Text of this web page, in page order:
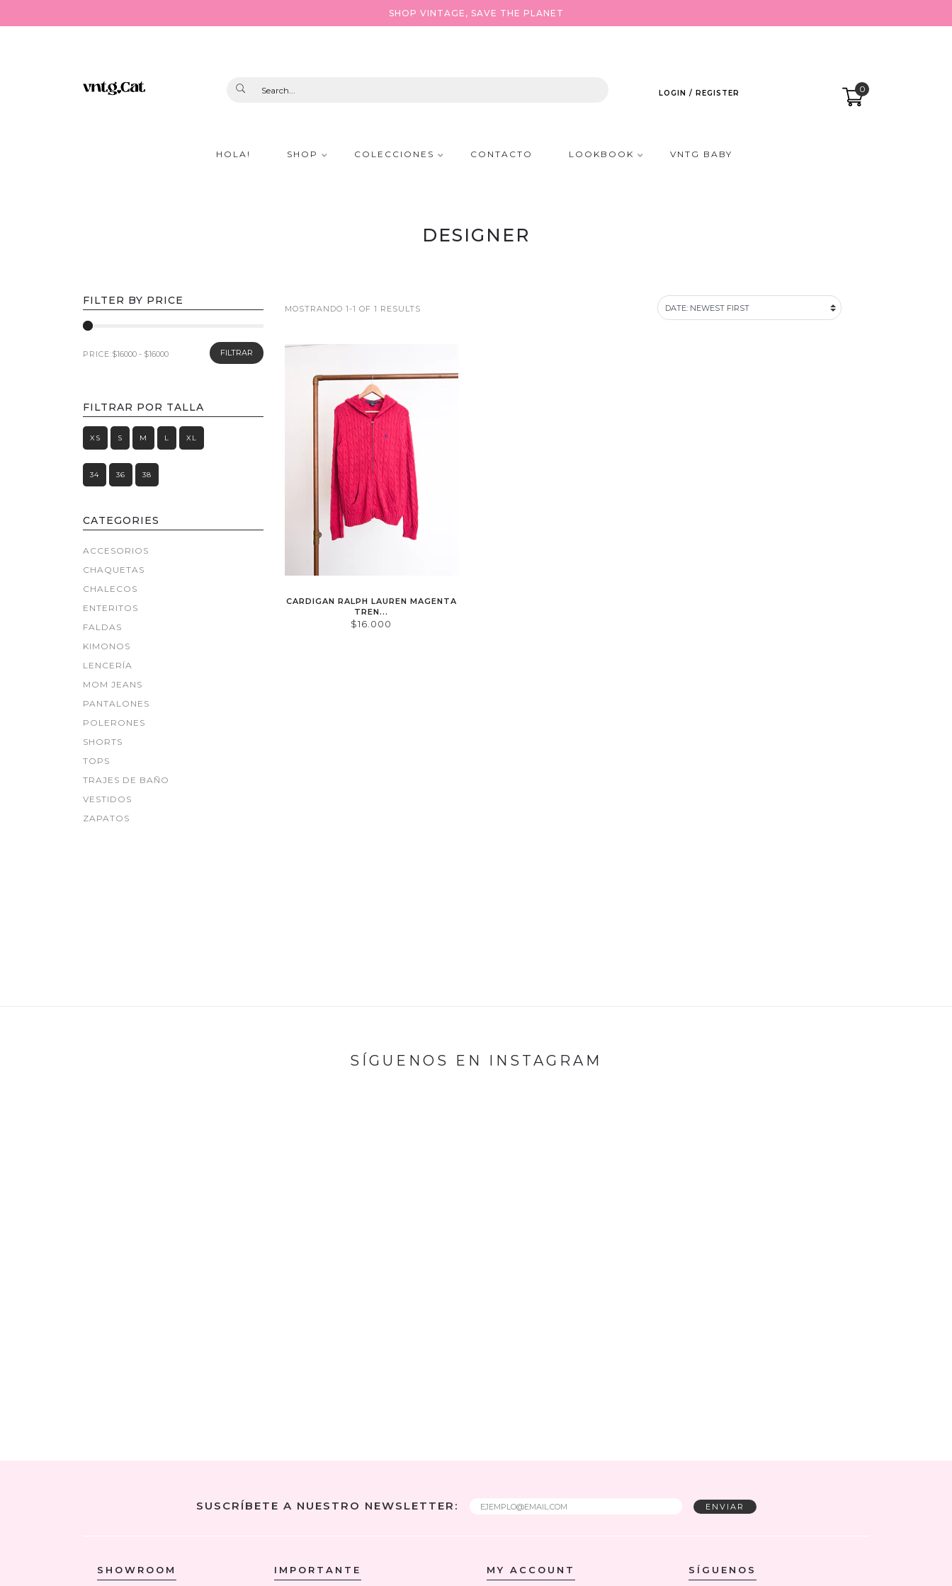
SHOP VINTAGE, SAVE THE PLANET
LOGIN / REGISTER 0
HOLA! SHOP COLECCIONES CONTACTO LOOKBOOK VNTG BABY
DESIGNER
FILTER BY PRICE
PRICE: FILTRAR
FILTRAR POR TALLA
XS S M L XL
34 36 38
CATEGORIES
ACCESORIOS
CHAQUETAS
CHALECOS
ENTERITOS
FALDAS
KIMONOS
LENCERÍA
MOM JEANS
PANTALONES
POLERONES
SHORTS
TOPS
TRAJES DE BAÑO
VESTIDOS
ZAPATOS
MOSTRANDO 1-1 OF 1 RESULTS
CARDIGAN RALPH LAUREN MAGENTA
TREN...
$16.000
SÍGUENOS EN INSTAGRAM
SUSCRÍBETE A NUESTRO NEWSLETTER:
SHOWROOM IMPORTANTE MY ACCOUNT SÍGUENOS